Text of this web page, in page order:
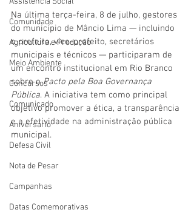
Comunidade
Agricultura e Produção
Meio Ambiente
Concursos
Comunicado
Aniversário
Defesa Civil
Nota de Pesar
Campanhas
Datas Comemorativas
Na última terça-feira, 8 de julho, gestores
do município de Mâncio Lima — incluindo
o prefeito, vice-prefeito, secretários
municipais e técnicos — participaram de
um encontro institucional em Rio Branco
sobre o Pacto pela Boa Governança
Pública. A iniciativa tem como principal
objetivo promover a ética, a transparência
e a efetividade na administração pública
municipal.